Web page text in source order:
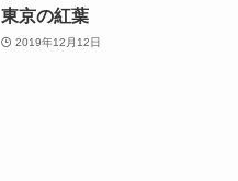
東京の紅葉
2019年12月12日